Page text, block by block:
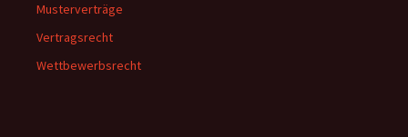
Musterverträge
Vertragsrecht
Wettbewerbsrecht